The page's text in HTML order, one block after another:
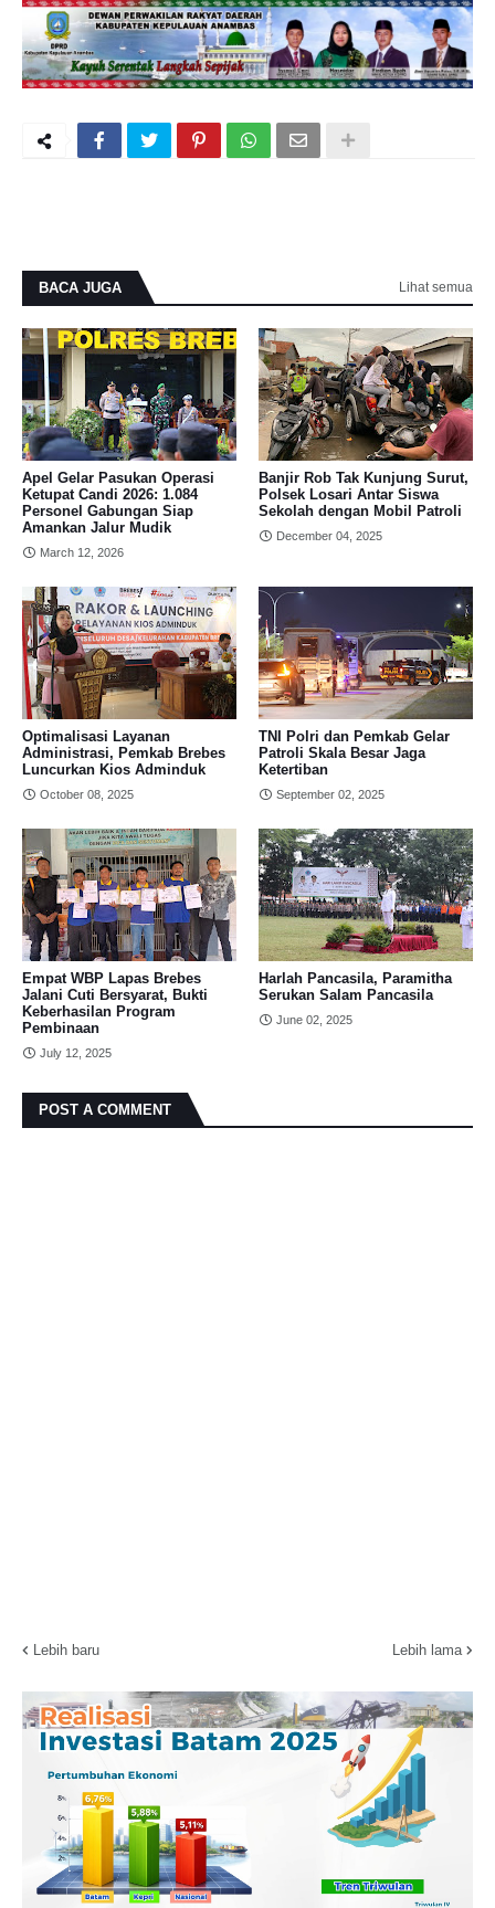
BACA JUGA Lihat semua
Apel Gelar Pasukan Operasi
Ketupat Candi 2026: 1.084
Personel Gabungan Siap
Amankan Jalur Mudik
March 12, 2026
Banjir Rob Tak Kunjung Surut,
Polsek Losari Antar Siswa
Sekolah dengan Mobil Patroli
December 04, 2025
Optimalisasi Layanan
Administrasi, Pemkab Brebes
Luncurkan Kios Adminduk
October 08, 2025
TNI Polri dan Pemkab Gelar
Patroli Skala Besar Jaga
Ketertiban
September 02, 2025
Empat WBP Lapas Brebes
Jalani Cuti Bersyarat, Bukti
Keberhasilan Program
Pembinaan
July 12, 2025
Harlah Pancasila, Paramitha
Serukan Salam Pancasila
June 02, 2025
POST A COMMENT
Lebih baru Lebih lama